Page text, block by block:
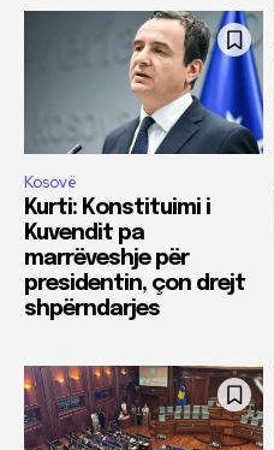
Kosovë
Kurti: Konstituimi i
Kuvendit pa
marrëveshje për
presidentin, çon drejt
shpërndarjes